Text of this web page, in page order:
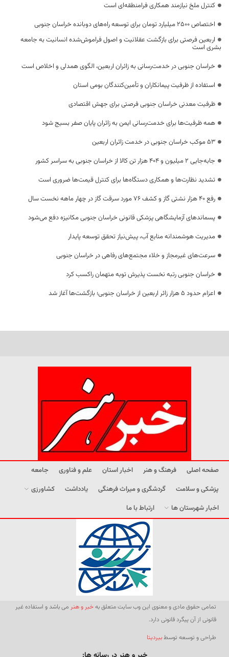
کنترل ملخ نیازمند همکاری فرامنطقه‌ای است
اختصاص 2500 میلیارد تومان برای توسعه راه‌های دوبانده خراسان جنوبی
اربعین فرصتی برای بازگشت عقلانیت و اصول فراموش‌شده انسانیت به جامعه
بشری است
خراسان جنوبی در خدمت‌رسانی به زائران اربعین، الگوی همدلی و اخلاص است
استفاده از ظرفیت پیمانکاران و تأمین‌کنندگان بومی استان
ظرفیت معدنی خراسان جنوبی فرصتی برای جهش اقتصادی
همه ظرفیت‌ها برای خدمت‌رسانی ایمن به زائران پایان صفر بسیج شود
53 موکب خراسان جنوبی در خدمت زائران اربعین
جابه‌جایی 2 میلیون و 404 هزار تن کالا از خراسان جنوبی به سراسر کشور
تشدید نظارت‌ها و همکاری دستگاه‌ها برای کنترل قیمت‌ها ضروری است
رفع 40 هزار نشتی گاز و کشف 76 مورد سرقت گاز در چهار ماهه نخست سال
پسماندهای آزمایشگاهی پزشکی قانونی خراسان جنوبی مکانیزه دفع می‌شود
مدیریت هوشمندانه منابع آب، پیش‌نیاز تحقق توسعه پایدار
سرعت‌های غیرمجاز و خلاء مجتمع‌های رفاهی در خراسان جنوبی
خراسان جنوبی رتبه نخست پذیرش توبه متهمان راکسب کرد
اعزام حدود 5 هزار زائر اربعین از خراسان جنوبی؛ بازگشت‌ها آغاز شد
صفحه اصلی فرهنگ و هنر اخبار استان علم و فناوری
جامعه
پزشکی و سلامت
گردشگری و میراث فرهنگی یادداشت
کشاورزی
اخبار شهرستان ها
ارتباط با ما
تمامی حقوق مادی و معنوی این وب سایت متعلق بهخبر و هنر می باشد و استفاده غیر
قانونی از آن پیگرد قانونی دارد.
طراحی و توسعه توسطبیردیتا